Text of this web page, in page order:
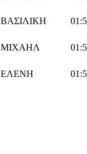
ΒΑΣΙΛΙΚΗ
ΜΙΧΑΗΛ
ΕΛΕΝΗ